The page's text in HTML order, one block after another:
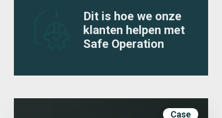
Dit is hoe we onze
klanten helpen met
Safe Operation
Case